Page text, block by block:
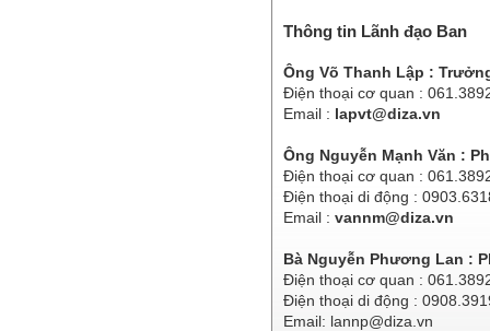
Thông tin Lãnh đạo Ban
Ông Võ Thanh Lập :
Điện thoại cơ quan :
Email : lapvt@diza.vn
Ông Nguyễn Mạnh Văn :
Điện thoại cơ quan :
Điện thoại di động :
Email : vannm@diza.vn
Bà Nguyễn Phương Lan :
Điện thoại cơ quan :
Điện thoại di động :
Email: lannp@diza.vn